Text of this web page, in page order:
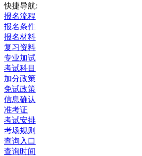
快捷导航:
报名流程
报名条件
报名材料
复习资料
专业加试
考试科目
加分政策
免试政策
信息确认
准考证
考试安排
考场规则
查询入口
查询时间